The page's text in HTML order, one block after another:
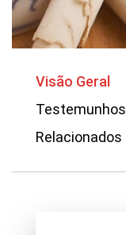
Visão Geral
Testemunhos
Relacionados